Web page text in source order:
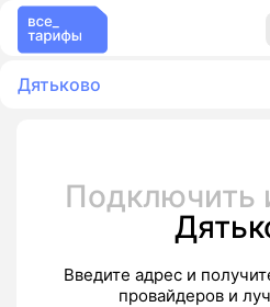
Дятьково
Подключить
Введите адрес и
провайдеров и